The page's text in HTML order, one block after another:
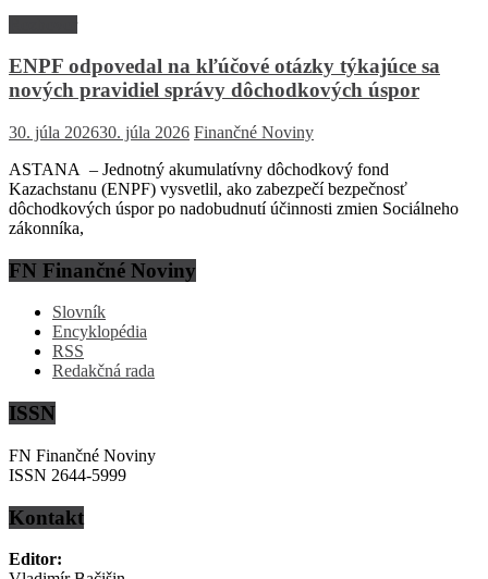
ENPF odpovedal na kľúčové otázky týkajúce sa
nových pravidiel správy dôchodkových úspor
30. júla 202630. júla 2026 Finančné Noviny
ASTANA – Jednotný akumulatívny dôchodkový fond
Kazachstanu (ENPF) vysvetlil, ako zabezpečí bezpečnosť
dôchodkových úspor po nadobudnutí účinnosti zmien Sociálneho
zákonníka,
FN Finančné Noviny
Slovník
Encyklopédia
RSS
Redakčná rada
ISSN
FN Finančné Noviny
ISSN 2644-5999
Kontakt
Editor: